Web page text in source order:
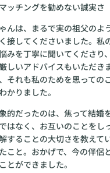
ッチングを勧めない誠実さ
んは、まるで実の祖父のよ
接してくださいました。私
みを丁寧に聞いてくださり、
しいアドバイスもいただき
それも私のためを思っての
かりました。
的だったのは、焦って結婚
はなく、お互いのことをし
することの大切さを教えて
こと。おかげで、今の伴侶
とができました。